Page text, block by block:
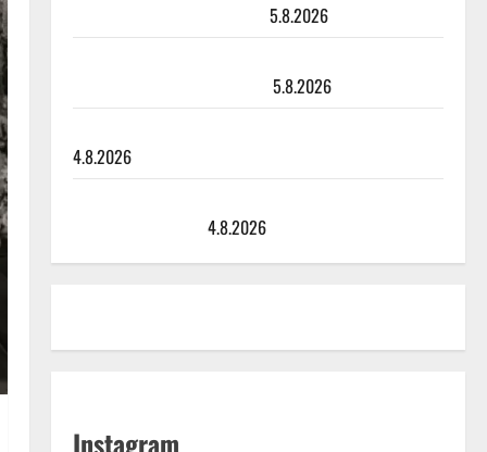
5.8.2026
5.8.2026
4.8.2026
4.8.2026
Instagram